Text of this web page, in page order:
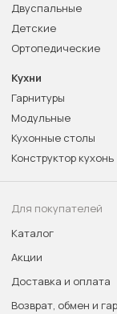
Двуспальные
Детские
Ортопедические
Кухни
Гарнитуры
Модульные
Кухонные столы
Конструктор кухонь
Для покупателей
Каталог
Акции
Доставка и оплата
Возврат, обмен и